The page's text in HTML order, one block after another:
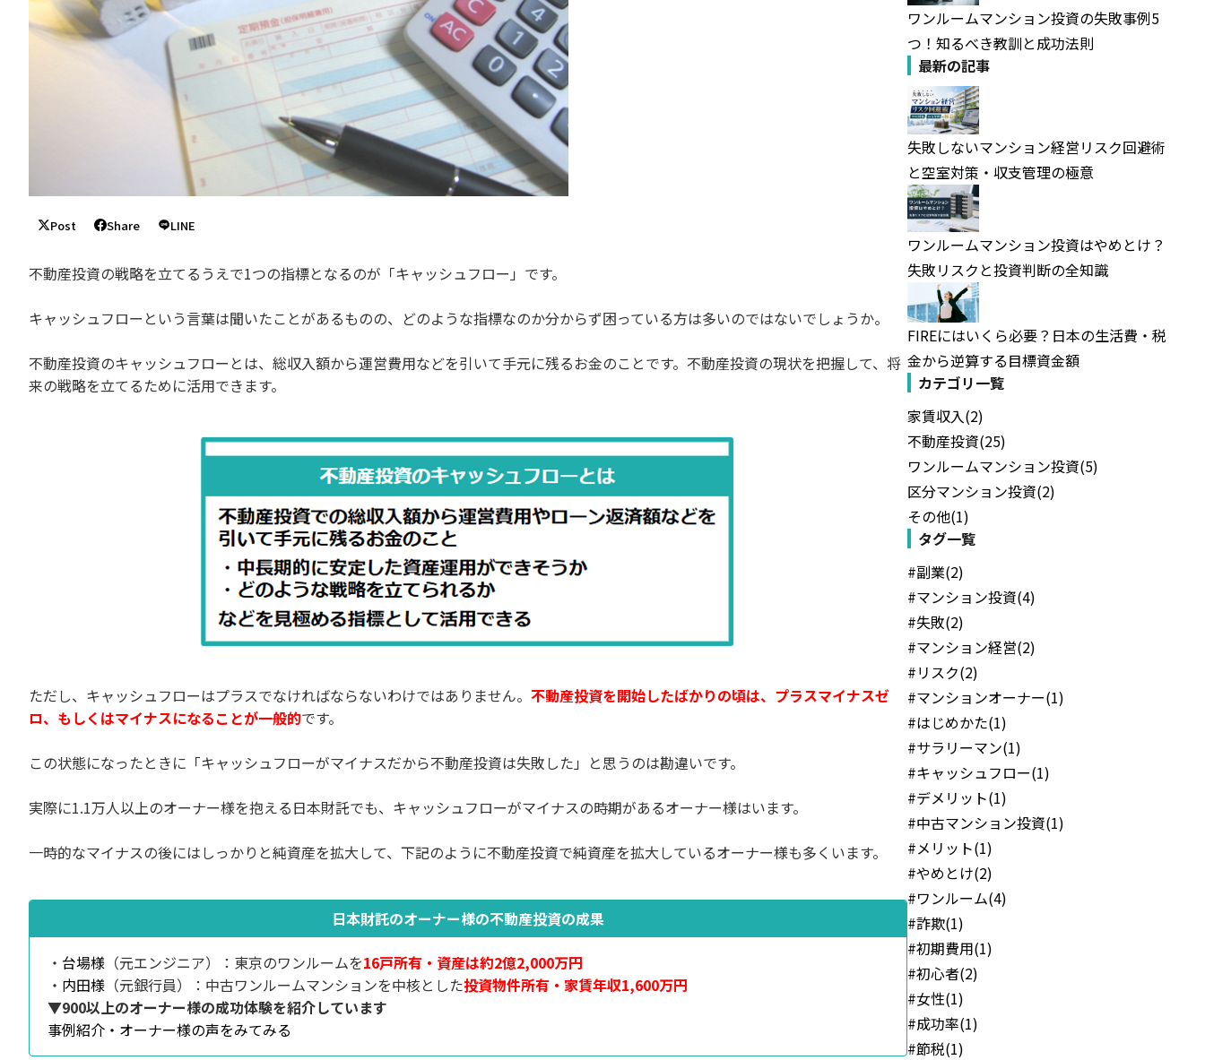
Post Share LINE
不動産投資の戦略を立てるうえで1つの指標となるのが「キャッシュフロー」です。
キャッシュフローという言葉は聞いたことがあるものの、どのような指標なのか分からず困っている方は多いのではないでしょうか。
不動産投資のキャッシュフローとは、総収入額から運営費用などを引いて手元に残るお金のことです。不動産投資の現状を把握して、将
来の戦略を立てるために活用できます。
ただし、キャッシュフローはプラスでなければならないわけではありません。 不動産投資を開始したばかりの頃は、プラスマイナスゼ
ロ、もしくはマイナスになることが一般的です。
この状態になったときに「キャッシュフローがマイナスだから不動産投資は失敗した」と思うのは勘違いです。
実際に1.1万人以上のオーナー様を抱える日本財託でも、キャッシュフローがマイナスの時期があるオーナー様はいます。
一時的なマイナスの後にはしっかりと純資産を拡大して、下記のように不動産投資で純資産を拡大しているオーナー様も多くいます。
日本財託のオーナー様の不動産投資の成果
・ 台場様 （元エンジニア）：東京のワンルームを16戸所有・資産は約2億2,000万円
・ 内田様 （元銀行員）：中古ワンルームマンションを中核とした投資物件所有・家賃年収1,600万円
▼900以上のオーナー様の成功体験を紹介しています
事例紹介・オーナー様の声をみてみる
ワンルームマンション投資の失敗事例5
つ！知るべき教訓と成功法則
最新の記事
失敗しないマンション経営リスク回避術
と空室対策・収支管理の極意
ワンルームマンション投資はやめとけ？
失敗リスクと投資判断の全知識
FIREにはいくら必要？日本の生活費・税
金から逆算する目標資金額
カテゴリ一覧
家賃収入(2)
不動産投資(25)
ワンルームマンション投資(5)
区分マンション投資(2)
その他(1)
タグ一覧
#副業(2)
#マンション投資(4)
#失敗(2)
#マンション経営(2)
#リスク(2)
#マンションオーナー(1)
#はじめかた(1)
#サラリーマン(1)
#キャッシュフロー(1)
#デメリット(1)
#中古マンション投資(1)
#メリット(1)
#やめとけ(2)
#ワンルーム(4)
#詐欺(1)
#初期費用(1)
#初心者(2)
#女性(1)
#成功率(1)
#節税(1)